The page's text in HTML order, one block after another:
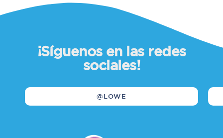
¡Síguenos en las redes
sociales!
@LOWE